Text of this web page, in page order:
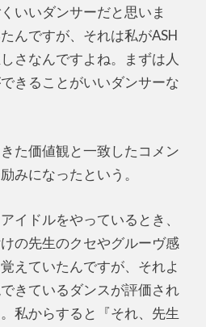
いいダンサーだと思いま
んですが、それは私がASH
さなんですよね。まずは人
きることがいいダンサーな
た価値観と一致したコメン
みになったという。
イドルをやっているとき、
の先生のクセやグルーヴ感
えていたんですが、それよ
きているダンスが評価され
私からすると『それ、先生